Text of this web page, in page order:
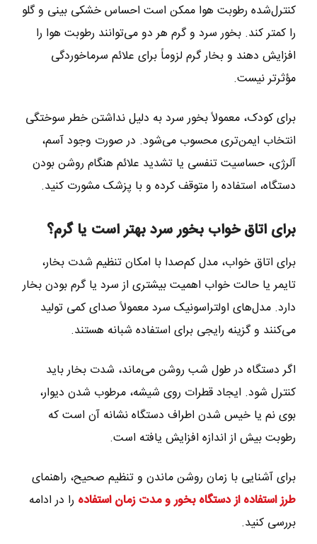
کنترل‌شده رطوبت هوا ممکن است احساس خشکی بینی و گلو
را کمتر کند. بخور سرد و گرم هر دو می‌توانند رطوبت هوا را
افزایش دهند و بخار گرم لزوماً برای علائم سرماخوردگی
مؤثرتر نیست.
برای کودک، معمولاً بخور سرد به دلیل نداشتن خطر سوختگی
انتخاب ایمن‌تری محسوب می‌شود. در صورت وجود آسم،
آلرژی، حساسیت تنفسی یا تشدید علائم هنگام روشن بودن
دستگاه، استفاده را متوقف کرده و با پزشک مشورت کنید.
برای اتاق خواب بخور سرد بهتر است یا گرم؟
برای اتاق خواب، مدل کم‌صدا با امکان تنظیم شدت بخار،
تایمر یا حالت خواب اهمیت بیشتری از سرد یا گرم بودن بخار
دارد. مدل‌های اولتراسونیک سرد معمولاً صدای کمی تولید
می‌کنند و گزینه رایجی برای استفاده شبانه هستند.
اگر دستگاه در طول شب روشن می‌ماند، شدت بخار باید
کنترل شود. ایجاد قطرات روی شیشه، مرطوب شدن دیوار،
بوی نم یا خیس شدن اطراف دستگاه نشانه آن است که
رطوبت بیش از اندازه افزایش یافته است.
برای آشنایی با زمان روشن ماندن و تنظیم صحیح، راهنمای
طرز استفاده از دستگاه بخور و مدت زمان استفاده را در ادامه
بررسی کنید.